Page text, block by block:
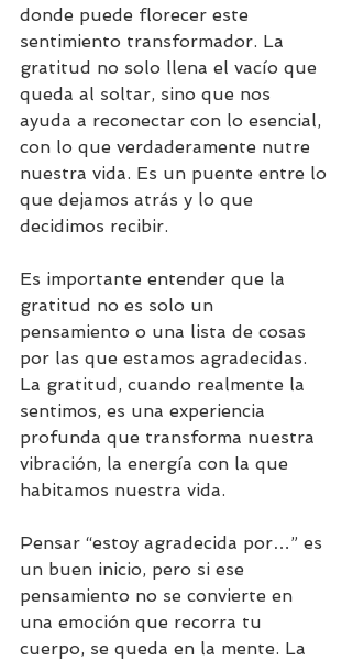
donde puede florecer este
sentimiento transformador. La
gratitud no solo llena el vacío que
queda al soltar, sino que nos
ayuda a reconectar con lo esencial,
con lo que verdaderamente nutre
nuestra vida. Es un puente entre lo
que dejamos atrás y lo que
decidimos recibir.
Es importante entender que la
gratitud no es solo un
pensamiento o una lista de cosas
por las que estamos agradecidas.
La gratitud, cuando realmente la
sentimos, es una experiencia
profunda que transforma nuestra
vibración, la energía con la que
habitamos nuestra vida.
Pensar “estoy agradecida por…” es
un buen inicio, pero si ese
pensamiento no se convierte en
una emoción que recorra tu
cuerpo, se queda en la mente. La